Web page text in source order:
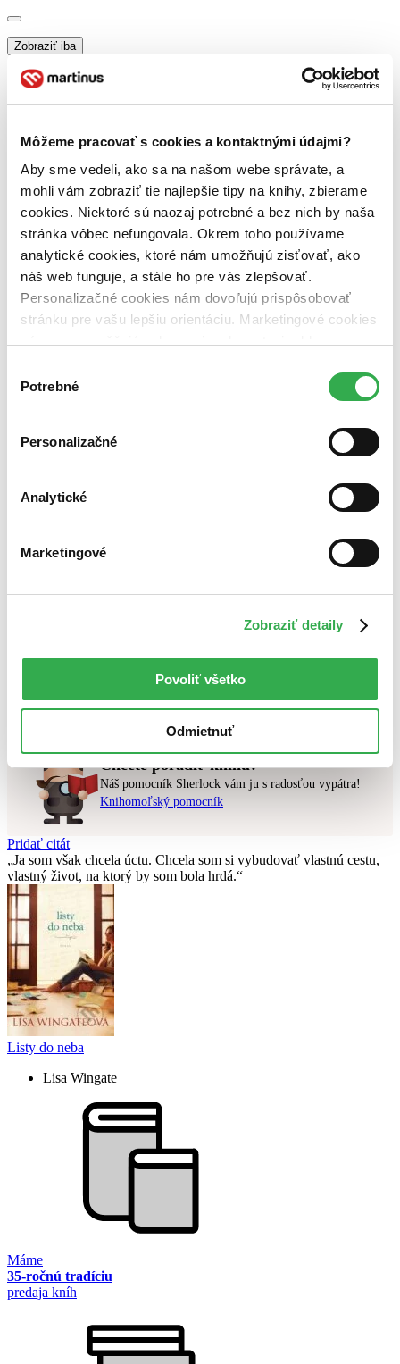
Môžeme pracovať s cookies a kontaktnými údajmi?
Aby sme vedeli, ako sa na našom webe správate, a
mohli vám zobraziť tie najlepšie tipy na knihy, zbierame
cookies. Niektoré sú naozaj potrebné a bez nich by naša
stránka vôbec nefungovala. Okrem toho používame
analytické cookies, ktoré nám umožňujú zisťovať, ako
náš web funguje, a stále ho pre vás zlepšovať.
Personalizačné cookies nám dovoľujú prispôsobovať
stránku pre vašu lepšiu orientáciu. Marketingové cookies
nám pomohlo, keby sme mohli používať všetky tieto
súhlasu
Potrebné
Personalizačné
Analytické
Marketingové
Zobraziť detaily
Povoliť všetko
Odmietnuť
Zobraziť iba
zľavnené tituly (0 titulov)
na centrálnom sklade (0 titulov)
na centrálnom sklade
predpredaj (0 titulov)predpredaj
pripravujeme (0 titulov)pripravujeme
dostupná (bez vypredaných) (0 titulov)dostupná (bez
Nové / čítané
nová (0 titulov)nová
čítaná (0 titulov)čítaná
čítaná - výborný stav (0 titulov)čítaná - výborný stav
čítaná - mierne opotrebovaná (0 titulov)čítaná - mierne
opotrebovaná
čítané verzie vypredaných kníh (0 titulov)čítané verzie
Zúžiť výber
Novinky
Najdrahšie
Najvyššia zľava
Zrušiť filtre
Na tému hydinové mäso
vyhovujúci zadaným podmienkam.
Skúste prosím zmeniť vyhľadávaný výraz.
Chcete poradiť knihu?
Náš pomocník Sherlock vám ju s radosťou vypátra!
Knihomoľský pomocník
Pridať citát
Ja som však chcela úctu. Chcela som si vybudovať vlastnú cestu,
vlastný život, na ktorý by som bola hrdá.
Listy do neba
Lisa Wingate
Máme
35-ročnú tradíciu
predaja kníh